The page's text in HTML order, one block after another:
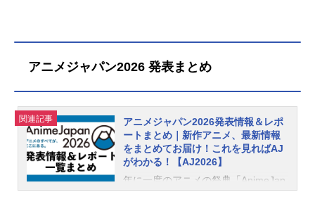
アニメジャパン2026 発表まとめ
関連記事
アニメジャパン2026発表情報＆レポ
ートまとめ｜新作アニメ、最新情報
をまとめてお届け！これを見ればAJ
がわかる！【AJ2026】
年に一度のアニメの祭典「AnimeJap